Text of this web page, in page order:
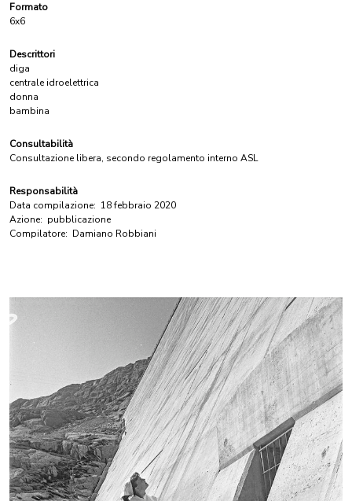
Formato
6x6
Descrittori
diga
centrale idroelettrica
donna
bambina
Consultabilità
Consultazione libera, secondo regolamento interno ASL
Responsabilità
Data compilazione: 18 febbraio 2020
Azione: pubblicazione
Compilatore: Damiano Robbiani